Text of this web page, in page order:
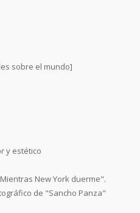
sobre el mundo]
y estético
New York duerme".
de "Sancho Panza"